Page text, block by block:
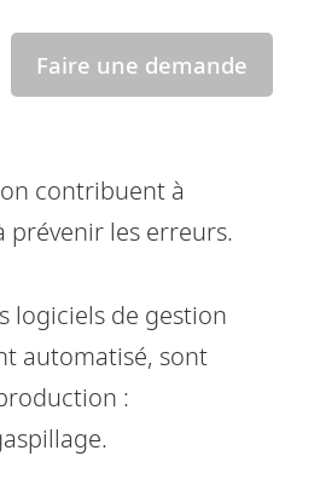
Faire une demande
contribuent à
prévenir les erreurs.
logiciels de gestion
automatisé, sont
: